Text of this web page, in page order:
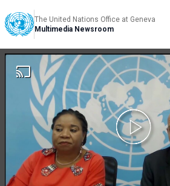
The United Nations Office at Geneva
Multimedia Newsroom